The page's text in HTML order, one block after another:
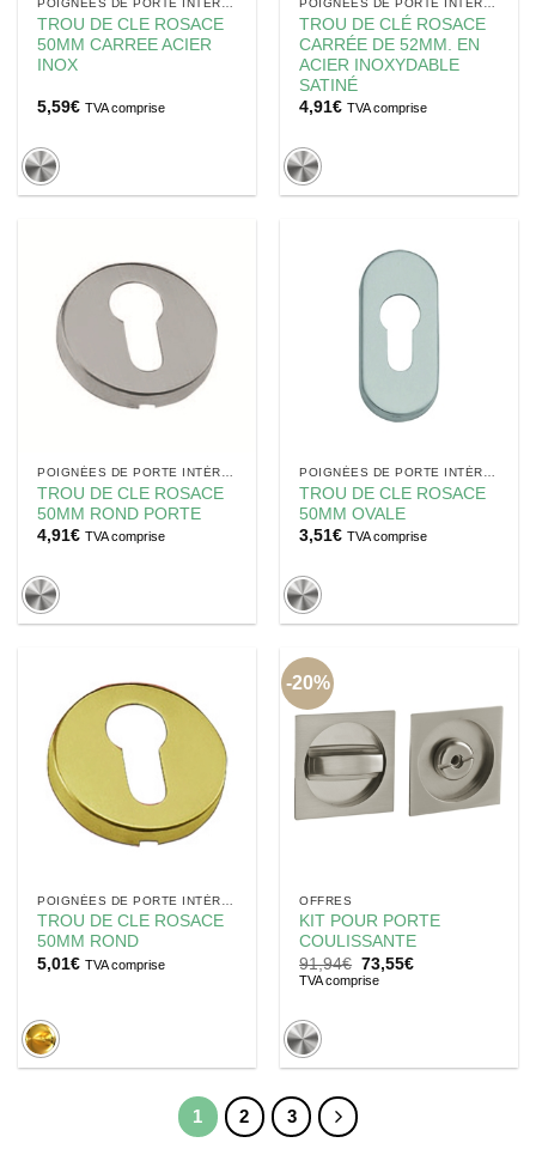
POIGNÉES DE PORTE INTÉRIEUR
TROU DE CLE ROSACE
50MM CARREE ACIER
INOX
5,59€ TVA comprise
POIGNÉES DE PORTE INTÉRIEUR
TROU DE CLÉ ROSACE
CARRÉE DE 52MM. EN
ACIER INOXYDABLE
SATINÉ
4,91€ TVA comprise
TROU DE CLE ROSACE
50MM ROND PORTE
4,91€ TVA comprise
TROU DE CLE ROSACE
50MM OVALE
3,51€ TVA comprise
TROU DE CLE ROSACE
50MM ROND
5,01€ TVA comprise
-20%
OFFRES
KIT POUR PORTE
COULISSANTE
91,94€ Le
prix
73,55€Le
TVA comprise
1 2 3